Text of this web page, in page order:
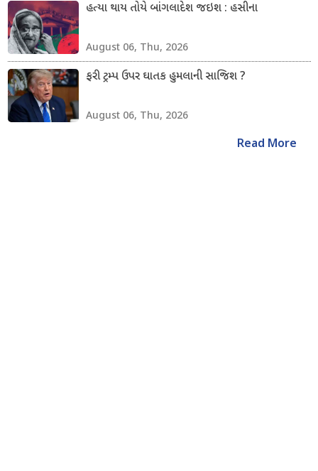
હત્યા થાય તોયે બાંગલાદેશ જઇશ : હસીના
August 06, Thu, 2026
ફરી ટ્રમ્પ ઉપર ઘાતક હુમલાની સાજિશ ?
August 06, Thu, 2026
Read More